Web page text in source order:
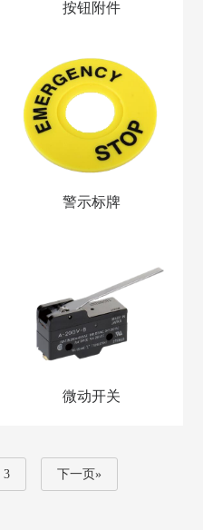
按钮附件
警示标牌
微动开关
3 下一页»